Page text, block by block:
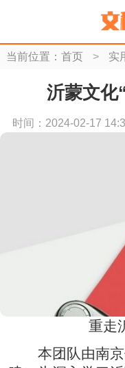
当前位置： 首页 > 实
沂蒙文化
时间：2024-02-17
重走
本团队由南